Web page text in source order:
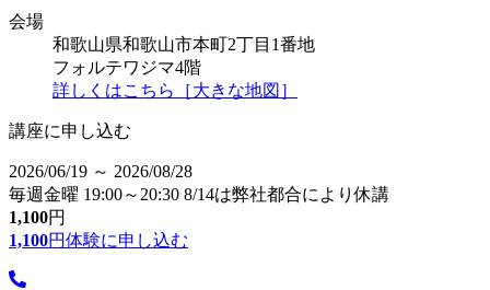
会場
和歌山県和歌山市本町2丁目1番地
フォルテワジマ4階
詳しくはこちら［大きな地図］
講座に申し込む
2026/06/19 ～ 2026/08/28
毎週金曜 19:00～20:30 8/14は弊社都合により休講
1,100円
1,100円体験に申し込む